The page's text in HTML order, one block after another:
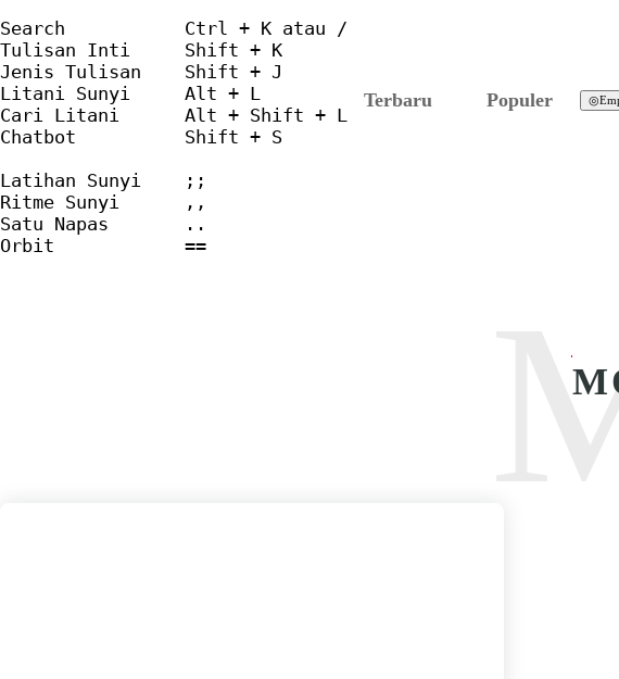
Search           Ctrl + K atau /
Tulisan Inti     Shift + K
Jenis Tulisan    Shift + J
Litani Sunyi     Alt + L
Cari Litani      Alt + Shift + L
Chatbot          Shift + S
Latihan Sunyi    ;;
Ritme Sunyi      ,,
Satu Napas       ..
Orbit            ==
Terbaru Populer ◎